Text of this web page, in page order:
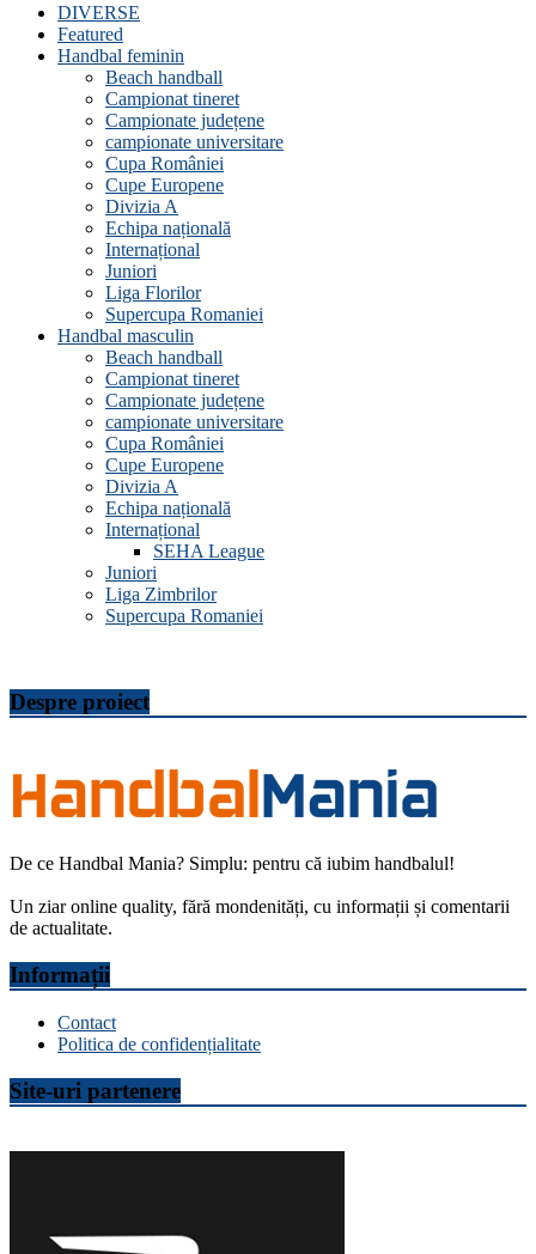
DIVERSE
Featured
Handbal feminin
Beach handball
Campionat tineret
Campionate județene
campionate universitare
Cupa României
Cupe Europene
Divizia A
Echipa națională
Internațional
Juniori
Liga Florilor
Supercupa Romaniei
Handbal masculin
Beach handball
Campionat tineret
Campionate județene
campionate universitare
Cupa României
Cupe Europene
Divizia A
Echipa națională
Internațional
SEHA League
Juniori
Liga Zimbrilor
Supercupa Romaniei
Despre proiect
De ce Handbal Mania? Simplu: pentru că iubim handbalul!
Un ziar online quality, fără mondenități, cu informații și comentarii
de actualitate.
Informații
Contact
Politica de confidențialitate
Site-uri partenere